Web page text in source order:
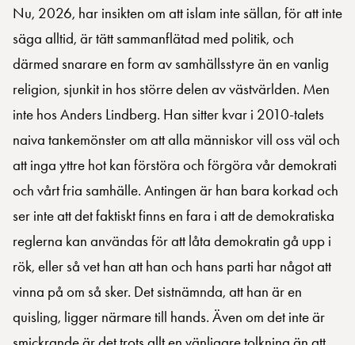
Nu, 2026, har insikten om att islam inte sällan, för att inte
säga alltid, är tätt sammanflätad med politik, och
därmed snarare en form av samhällsstyre än en vanlig
religion, sjunkit in hos större delen av västvärlden. Men
inte hos Anders Lindberg. Han sitter kvar i 2010-talets
naiva tankemönster om att alla människor vill oss väl och
att inga yttre hot kan förstöra och förgöra vår demokrati
och vårt fria samhälle. Antingen är han bara korkad och
ser inte att det faktiskt finns en fara i att de demokratiska
reglerna kan användas för att låta demokratin gå upp i
rök, eller så vet han att han och hans parti har något att
vinna på om så sker. Det sistnämnda, att han är en
quisling, ligger närmare till hands. Även om det inte är